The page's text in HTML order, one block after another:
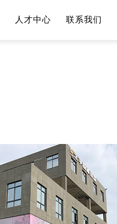
人才中心 联系我们